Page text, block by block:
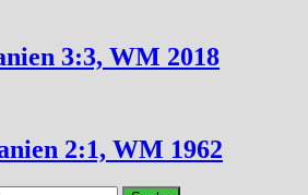
3:3, WM 2018
2:1, WM 1962